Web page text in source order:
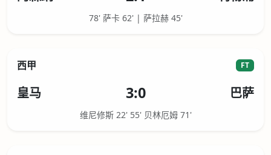
78' 萨卡 62' | 萨拉赫 45'
西甲 FT
皇马 3:0 巴萨
维尼修斯 22' 55' 贝林厄姆 71'